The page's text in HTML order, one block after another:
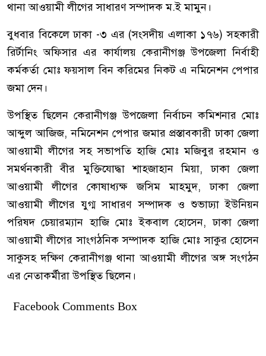
থানা আওয়ামী লীগের সাধারণ সম্পাদক ম.ই মামুন।
বুধবার বিকেলে ঢাকা -৩ এর (সংসদীয় এলাকা ১৭৬) সহকারী
রির্টানিং অফিসার এর কার্যালয় কেরানীগঞ্জ উপজেলা নির্বাহী
কর্মকর্তা মোঃ ফয়সাল বিন করিমের নিকট এ নমিনেশন পেপার
জমা দেন।
উপস্থিত ছিলেন কেরানীগঞ্জ উপজেলা নির্বাচন কমিশনার মোঃ
আব্দুল আজিজ, নমিনেশন পেপার জমার প্রস্তাবকারী ঢাকা জেলা
আওয়ামী লীগের সহ সভাপতি হাজি মোঃ মজিবুর রহমান ও
সমর্থনকারী বীর মুক্তিযোদ্ধা শাহজাহান মিয়া, ঢাকা জেলা
আওয়ামী লীগের কোষাধ্যক্ষ জসিম মাহমুদ, ঢাকা জেলা
আওয়ামী লীগের যুগ্ম সাধারণ সম্পাদক ও শুভাঢ্যা ইউনিয়ন
পরিষদ চেয়ারম্যান হাজি মোঃ ইকবাল হোসেন, ঢাকা জেলা
আওয়ামী লীগের সাংগঠনিক সম্পাদক হাজি মোঃ সাকুর হোসেন
সাকুসহ দক্ষিণ কেরানীগঞ্জ থানা আওয়ামী লীগের অঙ্গ সংগঠন
এর নেতাকর্মীরা উপস্থিত ছিলেন।
Facebook Comments Box